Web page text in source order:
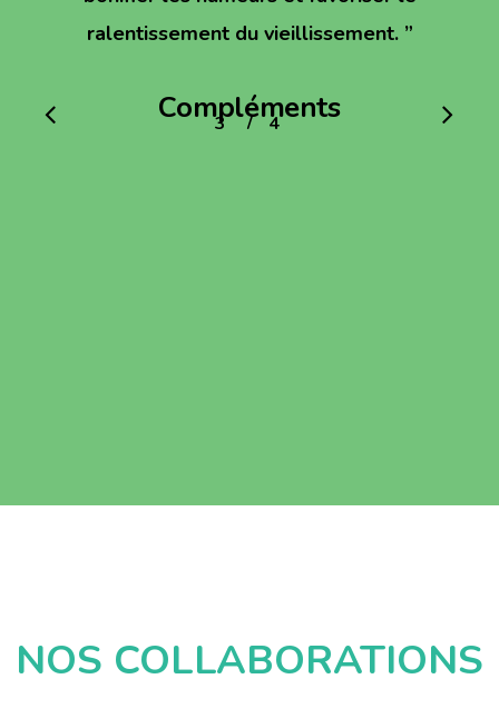
ralentissement du vieillissement. ”
Compléments
alimentaires
1 2 3 4/ 4
NOS COLLABORATIONS